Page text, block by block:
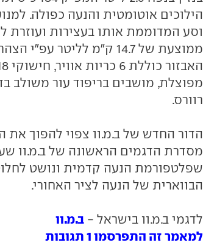
הילוכים אוטומטית והנעה כפולה.
וסע המדוממת אותו בעצירות ועוזרת
ממוצעת של 14.7 ק"מ לליטר
מפוצלת, מושבים בריפוד עור משולב
רוורס.
הדור החדש של ב.מ.וו צפוי להפוך את
מסדרת הדגמים הראשונה של ב.מ.וו
שפלטפורמת הנעה קדמית ונושט
הבווארית של הנעה לציר האחורי.
לדגמי ב.מ.וו בישראל - ב.מ.וו
למאמר זה התפרסמו 1 תגובות